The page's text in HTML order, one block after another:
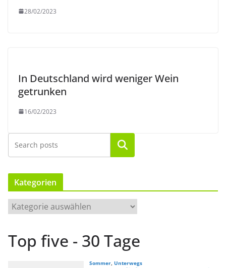
28/02/2023
In Deutschland wird weniger Wein
getrunken
16/02/2023
Suchen
Kategorien
a
Top five - 30 Tage